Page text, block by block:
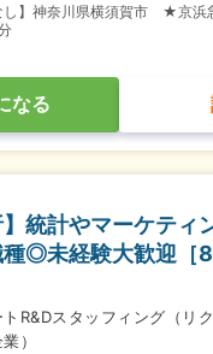
し】神奈川県横須賀市 ★京浜
なる
】統計やマーケティ
種◎未経験大歓迎［
R&Dスタッフィング（リ
）